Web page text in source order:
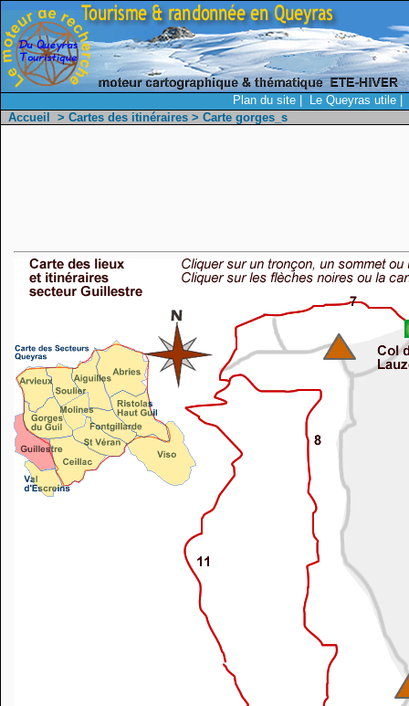
Plan du site Le Queyras utile
Accueil
> Cartes des itinéraires > Carte gorges_s